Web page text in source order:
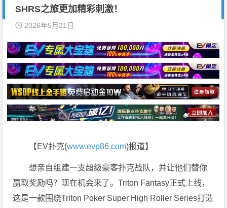
SHRS之旅更加精彩刺激！
2026年5月21日
【EV扑克(www.evp86.com)报道】
想亲自组建一支超级豪客扑克战队，并让他们替你
赢取奖励吗？现在机会来了。Triton Fantasy正式上线，
这是一款围绕Triton Poker Super High Roller Series打造